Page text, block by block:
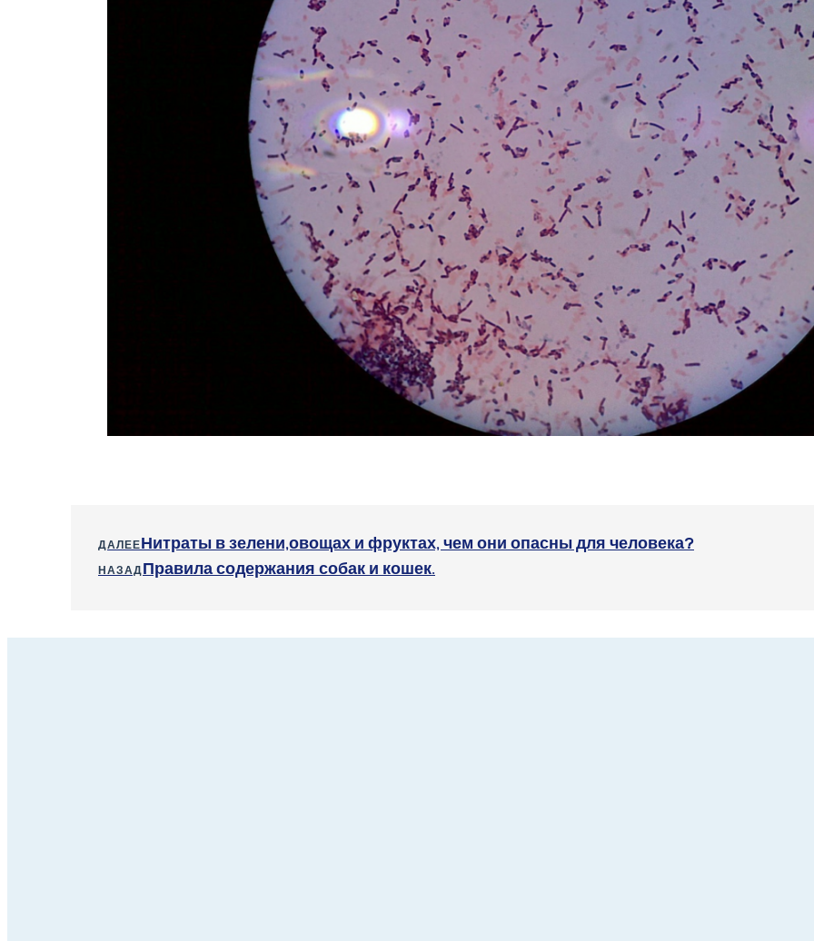
ДАЛЕЕНитраты в зелени,овощах и фруктах, чем они опасны для человека?
НАЗАДПравила содержания собак и кошек.